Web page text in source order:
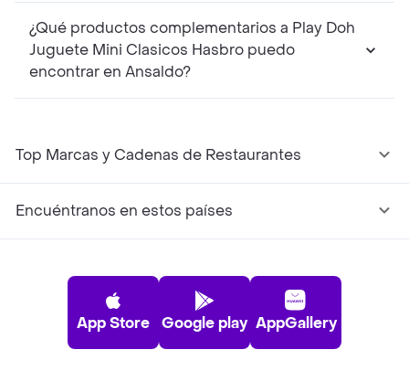
¿Qué productos complementarios a Play Doh
Juguete Mini Clasicos Hasbro puedo
encontrar en Ansaldo?
Top Marcas y Cadenas de Restaurantes
Encuéntranos en estos países
App Store Google play AppGallery